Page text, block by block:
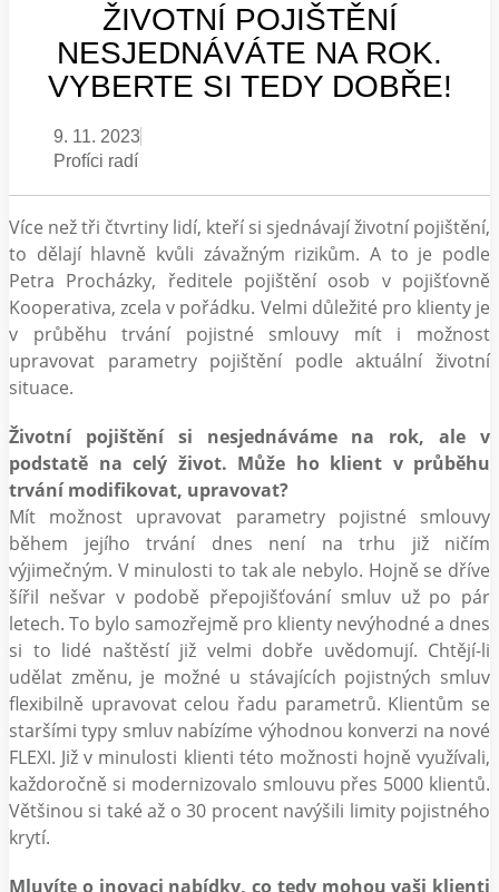
ŽIVOTNÍ POJIŠTĚNÍ
NESJEDNÁVÁTE NA ROK.
VYBERTE SI TEDY DOBŘE!
9. 11. 2023
Profíci radí
Více než tři čtvrtiny lidí, kteří si sjednávají životní pojištění,
to dělají hlavně kvůli závažným rizikům. A to je podle
Petra Procházky, ředitele pojištění osob v pojišťovně
Kooperativa, zcela v pořádku. Velmi důležité pro klienty je
v průběhu trvání pojistné smlouvy mít i možnost
upravovat parametry pojištění podle aktuální životní
situace.
Životní pojištění si nesjednáváme na rok, ale v
podstatě na celý život. Může ho klient v průběhu
trvání modifikovat, upravovat?
Mít možnost upravovat parametry pojistné smlouvy
během jejího trvání dnes není na trhu již ničím
výjimečným. V minulosti to tak ale nebylo. Hojně se dříve
šířil nešvar v podobě přepojišťování smluv už po pár
letech. To bylo samozřejmě pro klienty nevýhodné a dnes
si to lidé naštěstí již velmi dobře uvědomují. Chtějí-li
udělat změnu, je možné u stávajících pojistných smluv
flexibilně upravovat celou řadu parametrů. Klientům se
staršími typy smluv nabízíme výhodnou konverzi na nové
FLEXI. Již v minulosti klienti této možnosti hojně využívali,
každoročně si modernizovalo smlouvu přes 5000 klientů.
Většinou si také až o 30 procent navýšili limity pojistného
krytí.
Mluvíte o inovaci nabídky, co tedy mohou vaši klienti